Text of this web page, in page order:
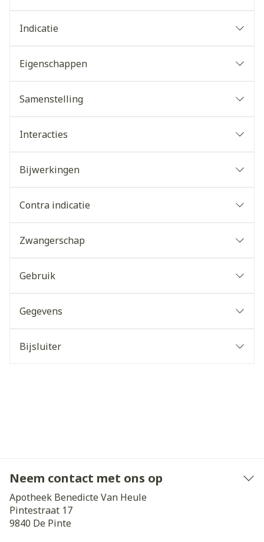
Indicatie
Eigenschappen
Samenstelling
Interacties
Bijwerkingen
Contra indicatie
Zwangerschap
Gebruik
Gegevens
Bijsluiter
Neem contact met ons op
Apotheek Benedicte Van Heule
Pintestraat 17
9840 De Pinte